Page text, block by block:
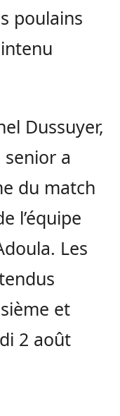
poulains
Dussuyer,
a
du match
l’équipe
Les
et
2 août